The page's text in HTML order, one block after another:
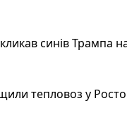
синів Трампа
тепловоз у